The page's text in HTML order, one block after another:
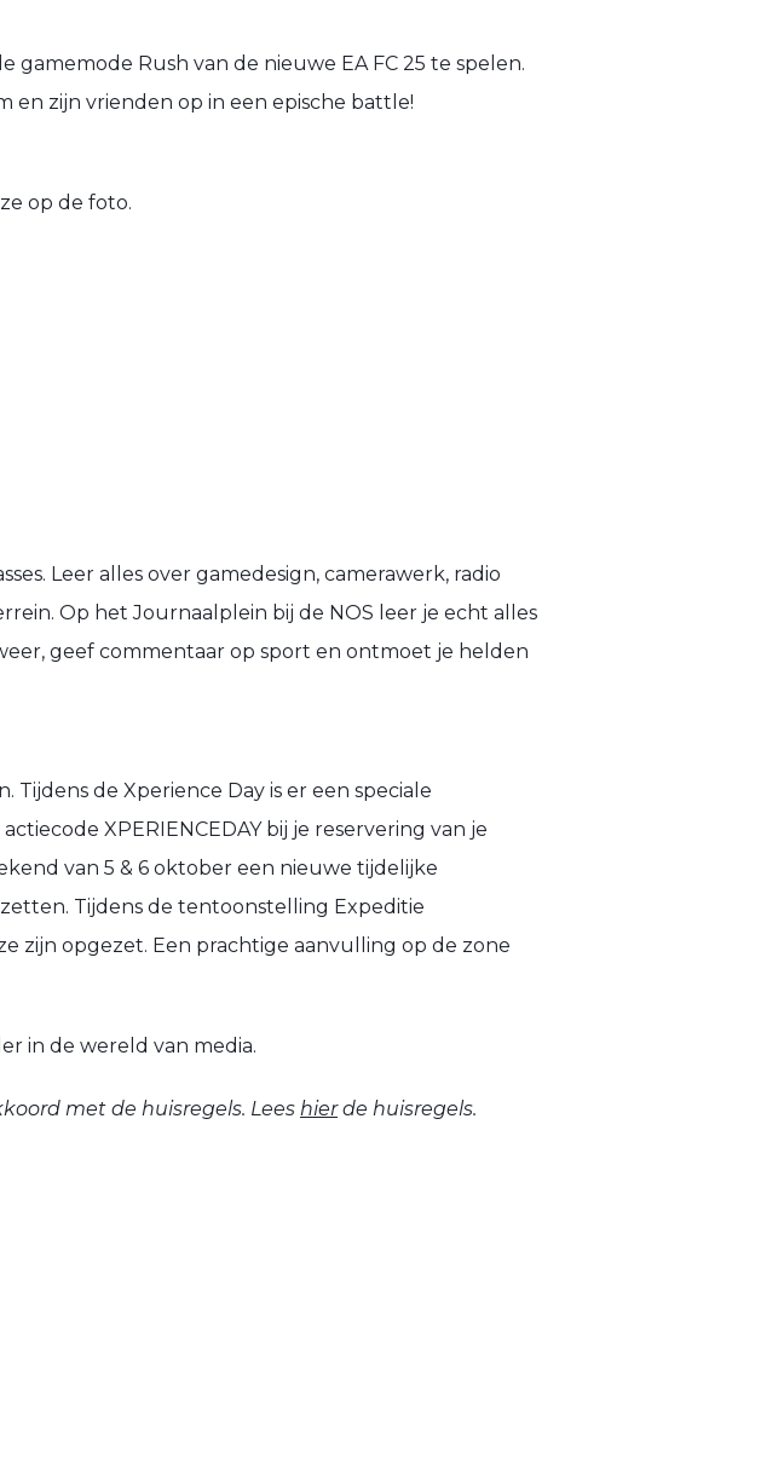
gamemode Rush van de nieuwe EA FC 25 te spelen.
en zijn vrienden op in een epische battle!
op de foto.
Leer alles over gamedesign, camerawerk, radio
Op het Journaalplein bij de NOS leer je echt alles
geef commentaar op sport en ontmoet je helden
de Xperience Day is er een speciale
XPERIENCEDAY bij je reservering van je
van 5 & 6 oktober een nieuwe tijdelijke
Tijdens de tentoonstelling Expeditie
zijn opgezet. Een prachtige aanvulling op de zone
in de wereld van media.
met de huisregels. Lees hierde huisregels.